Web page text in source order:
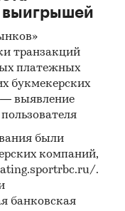
о продукте
средствам
на 5 лет
выигрышей
транзакций
платежных
букмекерских
— выявление
были
компаний,
.
банковская